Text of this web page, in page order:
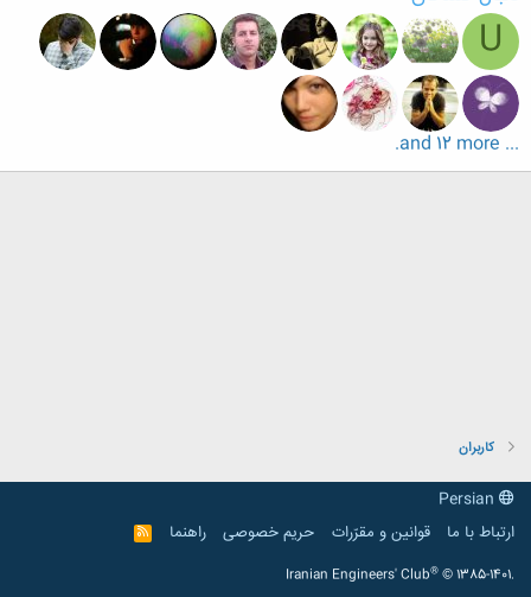
U
... and 12 more.
کاربران
ارتباط با ما
قوانین و مقرّرات حریم خصوصی راهنما
R
S
Iranian Engineers' Club® © 1385-1401.